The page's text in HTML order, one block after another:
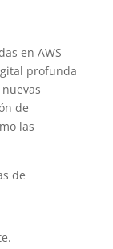
en AWS
profunda
de
las
de